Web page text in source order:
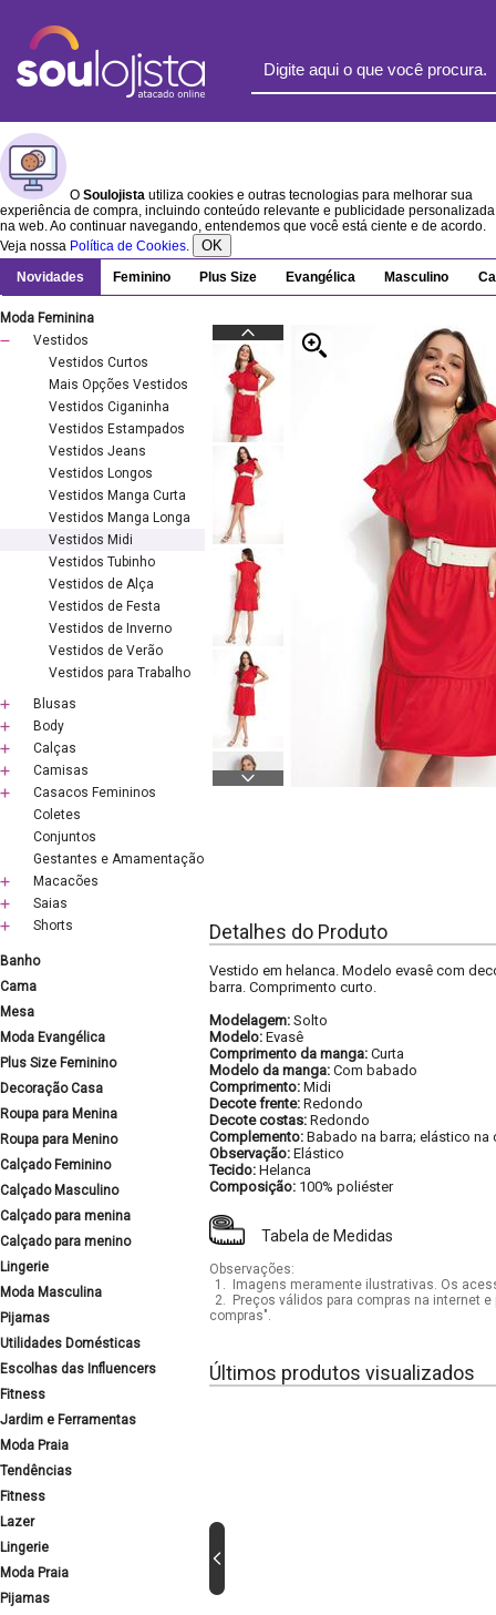
O Soulojista utiliza cookies e outras tecnologias para melhorar sua
experiência de compra, incluindo conteúdo relevante e publicidade personalizada
na web. Ao continuar navegando, entendemos que você está ciente e de acordo.
Veja nossa Política de Cookies. OK
Novidades Feminino Plus Size Evangélica Masculino
Moda Feminina
Vestidos
Vestidos Curtos
Mais Opções Vestidos
Vestidos Ciganinha
Vestidos Estampados
Vestidos Jeans
Vestidos Longos
Vestidos Manga Curta
Vestidos Manga Longa
Vestidos Midi
Vestidos Tubinho
Vestidos de Alça
Vestidos de Festa
Vestidos de Inverno
Vestidos de Verão
Vestidos para Trabalho
Blusas
Body
Calças
Camisas
Casacos Femininos
Coletes
Conjuntos
Gestantes e Amamentação
Macacões
Saias
Shorts
Banho
Cama
Mesa
Moda Evangélica
Plus Size Feminino
Decoração Casa
Roupa para Menina
Roupa para Menino
Calçado Feminino
Calçado Masculino
Calçado para menina
Calçado para menino
Lingerie
Moda Masculina
Pijamas
Utilidades Domésticas
Escolhas das Influencers
Fitness
Jardim e Ferramentas
Moda Praia
Tendências
Fitness
Lazer
Lingerie
Moda Praia
Pijamas
Detalhes do Produto
Vestido em helanca. Modelo evasê com
barra. Comprimento curto.
Modelagem: Solto
Modelo: Evasê
Comprimento da manga: Curta
Modelo da manga: Com babado
Comprimento: Midi
Decote frente: Redondo
Decote costas: Redondo
Complemento: Babado na barra; elástico na
Observação: Elástico
Tecido: Helanca
Composição: 100% poliéster
Tabela de Medidas
Observações:
1.
Imagens meramente ilustrativas. Os
2.
Preços válidos para compras na internet
compras".
Últimos produtos visualizados